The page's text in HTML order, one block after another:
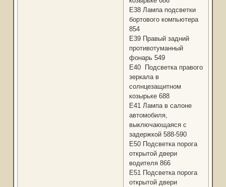
Е38 Лампа подсветки
бортового компьютера
854
Е39 Правый задний
противотуманный
фонарь 549
Е40 Подсветка правого
зеркала в
солнцезащитном
козырьке 688
Е41 Лампа в салоне
автомобиля,
выключающаяся с
задержкой 588-590
Е50 Подсветка порога
открытой двери
водителя 866
Е51 Подсветка порога
открытой двери